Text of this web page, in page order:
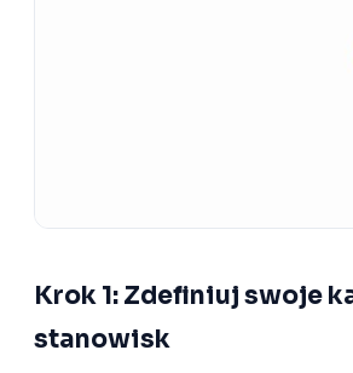
Krok 1: Zdefiniuj swoje
stanowisk